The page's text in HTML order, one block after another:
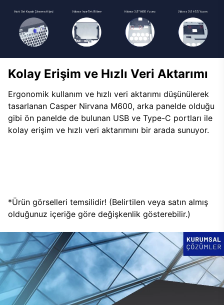
Kolay Erişim ve Hızlı Veri Aktarımı
Ergonomik kullanım ve hızlı veri aktarımı düşünülerek
tasarlanan Casper Nirvana M600, arka panelde olduğu
gibi ön panelde de bulunan USB ve Type-C portları ile
kolay erişim ve hızlı veri aktarımını bir arada sunuyor.
*Ürün görselleri temsilidir! (Belirtilen veya satın almış
olduğunuz içeriğe göre değişkenlik gösterebilir.)